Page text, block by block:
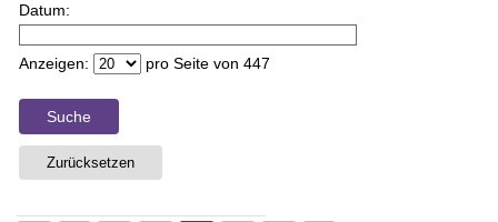
Datum:
Anzeigen: pro Seite von 447
Suche
Zurücksetzen